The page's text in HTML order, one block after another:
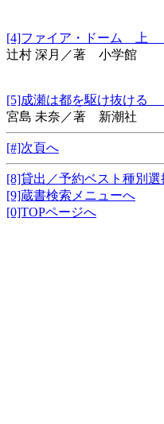
[4]ファイア・ドーム
辻村 深月／著 小学館
[5]成瀬は都を駆け抜け
宮島 未奈／著 新潮社
[#]次頁へ
[8]貸出／予約ベスト種別選
[9]蔵書検索メニューへ
[0]TOPページへ